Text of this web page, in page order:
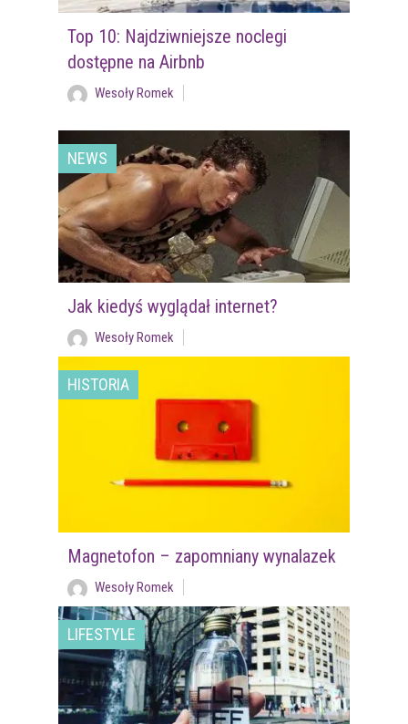
Top 10: Najdziwniejsze noclegi
dostępne na Airbnb
Wesoły Romek
NEWS
Jak kiedyś wyglądał internet?
Wesoły Romek
HISTORIA
Magnetofon – zapomniany wynalazek
Wesoły Romek
LIFESTYLE